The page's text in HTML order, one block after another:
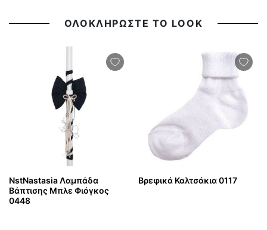
ΟΛΟΚΛΗΡΩΣΤΕ ΤΟ LOOK
NstNastasia Λαμπάδα
Βάπτισης Μπλε Φιόγκος
0448
Βρεφικά Καλτσάκια 0117